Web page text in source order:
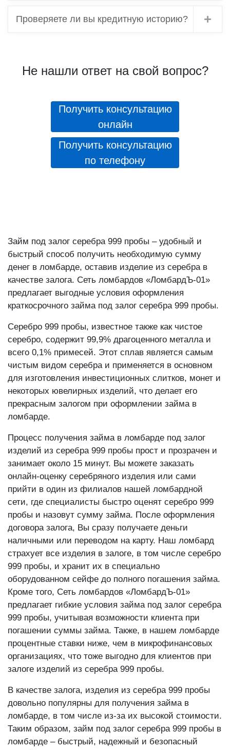
Проверяете ли вы кредитную историю?
Не нашли ответ на свой вопрос?
Получить консультацию
онлайн
Получить консультацию
по телефону
Займ под залог серебра 999 пробы – удобный и
быстрый способ получить необходимую сумму
денег в ломбарде, оставив изделие из серебра в
качестве залога. Сеть ломбардов «ЛомбардЪ-01»
предлагает выгодные условия оформления
краткосрочного займа под залог серебра 999 пробы.
Серебро 999 пробы, известное также как чистое
серебро, содержит 99,9% драгоценного металла и
всего 0,1% примесей. Этот сплав является самым
чистым видом серебра и применяется в основном
для изготовления инвестиционных слитков, монет и
некоторых ювелирных изделий, что делает его
прекрасным залогом при оформлении займа в
ломбарде.
Процесс получения займа в ломбарде под залог
изделий из серебра 999 пробы прост и прозрачен и
занимает около 15 минут. Вы можете заказать
онлайн-оценку серебряного изделия или сами
прийти в один из филиалов нашей ломбардной
сети, где специалисты быстро оценят серебро 999
пробы и назовут сумму займа. После оформления
договора залога, Вы сразу получаете деньги
наличными или переводом на карту. Наш ломбард
страхует все изделия в залоге, в том числе серебро
999 пробы, и хранит их в специально
оборудованном сейфе до полного погашения займа.
Кроме того, Сеть ломбардов «ЛомбардЪ-01»
предлагает гибкие условия займа под залог серебра
999 пробы, учитывая возможности клиента при
погашении суммы займа. Также, в нашем ломбарде
процентные ставки ниже, чем в микрофинансовых
организациях, что тоже выгодно для клиентов при
залоге изделий из серебра 999 пробы.
В качестве залога, изделия из серебра 999 пробы
довольно популярны для получения займа в
ломбарде, в том числе из-за их высокой стоимости.
Таким образом, займ под залог серебра 999 пробы в
ломбарде – быстрый, надежный и безопасный